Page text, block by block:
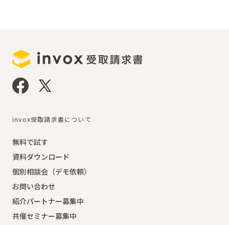
invox受取請求書について
無料で試す
資料ダウンロード
個別相談会（デモ依頼）
お問い合わせ
紹介パートナー募集中
共催セミナー募集中